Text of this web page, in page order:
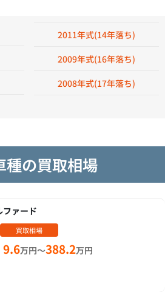
2011年式(14年落ち)
2009年式(16年落ち)
2008年式(17年落ち)
種の買取相場
ファード
買取相場
9.6万円～388.2万円